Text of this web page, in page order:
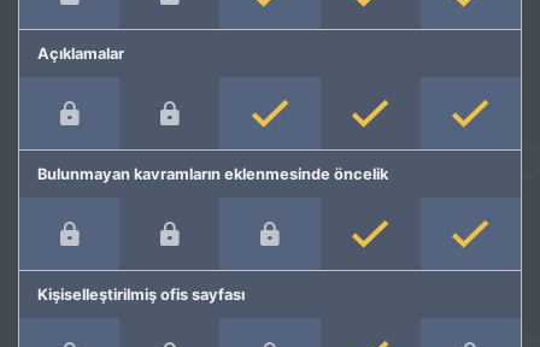
Açıklamalar
Bulunmayan kavramların eklenmesinde öncelik
Kişiselleştirilmiş ofis sayfası